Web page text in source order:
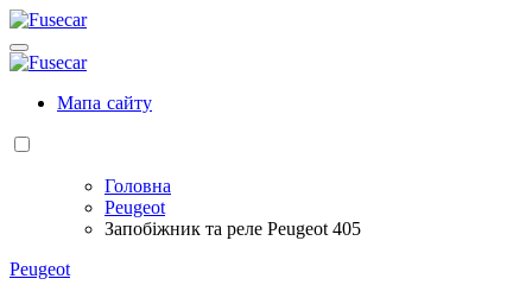
Перейти
до
контенту
Fusecar
Розшифровка запобіжників та реле
Розшифровка запобіжників та реле
Мапа сайту
Головна
Peugeot
Запобіжник та реле Peugeot 405
Peugeot